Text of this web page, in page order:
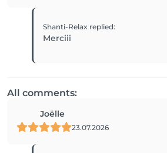
Shanti-Relax replied:
Merciii
All comments:
Joëlle
23.07.2026